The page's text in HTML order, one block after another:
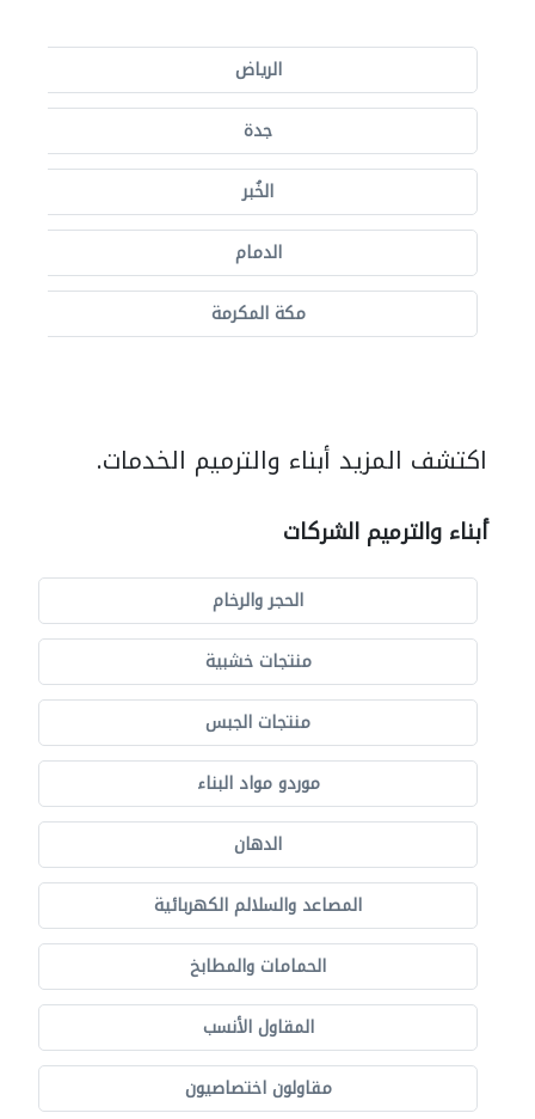
الرياض
جدة
الخُبر
الدمام
مكة المكرمة
اكتشف المزيد أبناء والترميم الخدمات.
أبناء والترميم الشركات
الحجر والرخام
منتجات خشبية
منتجات الجبس
موردو مواد البناء
الدهان
المصاعد والسلالم الكهربائية
الحمامات والمطابخ
المقاول الأنسب
مقاولون اختصاصيون